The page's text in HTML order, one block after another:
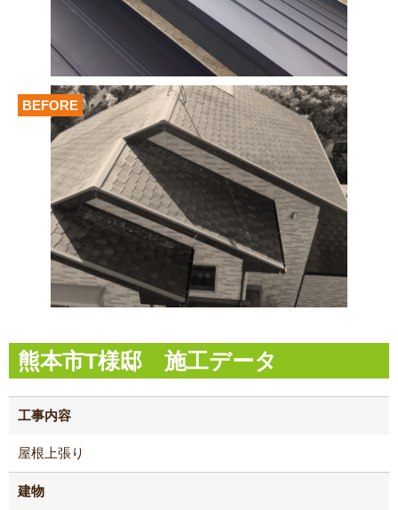
BEFORE
熊本市T様邸 施工データ
工事内容
屋根上張り
建物